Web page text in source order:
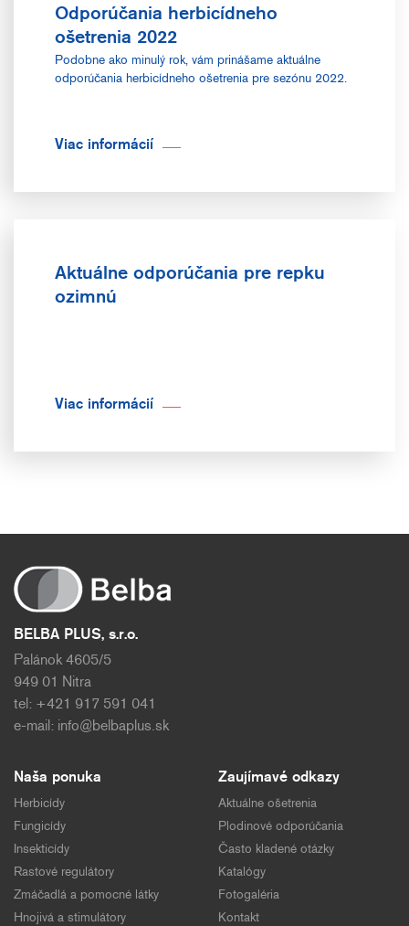
Odporúčania herbicídneho
ošetrenia 2022
Podobne ako minulý rok, vám prinášame aktuálne
odporúčania herbicídneho ošetrenia pre sezónu 2022.
Viac informácií
Aktuálne odporúčania pre repku
ozimnú
Viac informácií
BELBA PLUS, s.r.o.
Palánok 4605/5
949 01 Nitra
tel: +421 917 591 041
e-mail: info@belbaplus.sk
Naša ponuka
Herbicídy
Fungicídy
Insekticídy
Rastové regulátory
Zmáčadlá a pomocné látky
Hnojivá a stimulátory
Zaujímavé odkazy
Aktuálne ošetrenia
Plodinové odporúčania
Často kladené otázky
Katalógy
Fotogaléria
Kontakt